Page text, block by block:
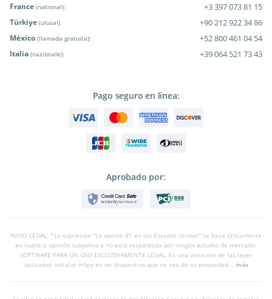
France (national): +3 397 073 81 15
Türkiye (ulusal): +90 212 922 34 86
México (llamada gratuita): +52 800 461 04 54
Italia (nazionale): +39 064 521 73 43
Pago seguro en línea:
Aprobado por:
AVISO LEGAL: *La expresión "La opción #1 en los Estados Unidos" se basa únicamente
en nuestra opinión subjetiva y no está respaldada por ningún estudio de mercado.
SOFTWARE PARA UN USO EXCLUSIVAMENTE LEGAL. Es una violación de las leyes
aplicadas instalar mSpy en un dispositivo que no sea de su propiedad... más